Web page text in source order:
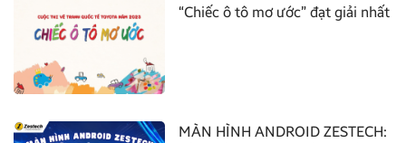
“Chiếc ô tô mơ ước” đạt giải nhất
MÀN HÌNH ANDROID ZESTECH: